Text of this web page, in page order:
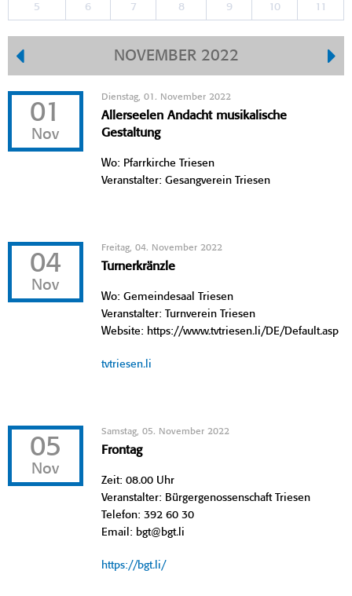
5 6 7 8 9 10 11
NOVEMBER 2022
01
Nov
Dienstag, 01. November 2022
Allerseelen Andacht musikalische
Gestaltung
Wo: Pfarrkirche Triesen
Veranstalter: Gesangverein Triesen
04
Nov
Freitag, 04. November 2022
Turnerkränzle
Wo: Gemeindesaal Triesen
Veranstalter: Turnverein Triesen
Website: https://www.tvtriesen.li/DE/Default.asp
tvtriesen.li
05
Nov
Samstag, 05. November 2022
Frontag
Zeit: 08.00 Uhr
Veranstalter: Bürgergenossenschaft Triesen
Telefon: 392 60 30
Email: bgt@bgt.li
https://bgt.li/